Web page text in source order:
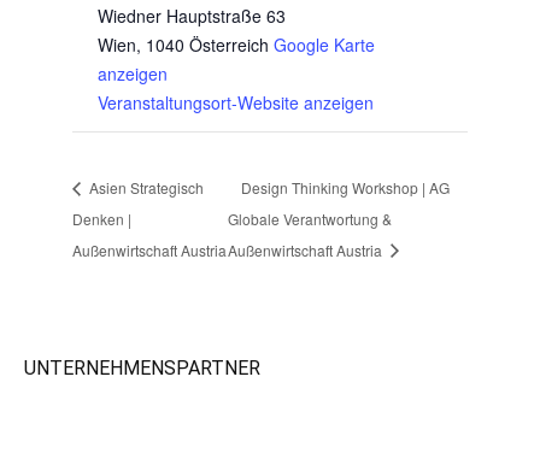
Wiedner Hauptstraße 63
Wien, 1040 Österreich Google Karte
anzeigen
Veranstaltungsort-Website anzeigen
Asien Strategisch
Denken |
Außenwirtschaft Austria
Design Thinking Workshop | AG
Globale Verantwortung &
Außenwirtschaft Austria
UNTERNEHMENSPARTNER